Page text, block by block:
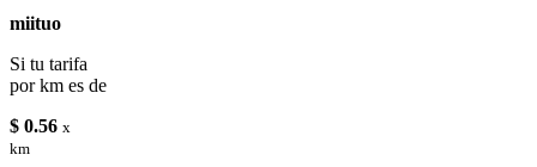
miituo
Si tu tarifa
por km es de
$ 0.56 x
km